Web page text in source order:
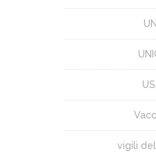
UNI
vigili